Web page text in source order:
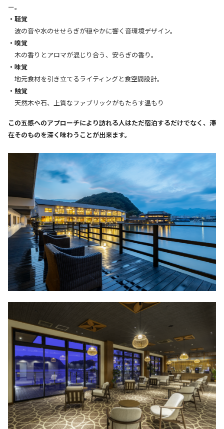
ー。
・聴覚
波の音や水のせせらぎが穏やかに響く音環境デザイン。
・嗅覚
木の香りとアロマが混じり合う、安らぎの香り。
・味覚
地元食材を引き立てるライティングと食空間設計。
・触覚
天然木や石、上質なファブリックがもたらす温もり
この五感へのアプローチにより訪れる人はただ宿泊するだけでなく、滞
在そのものを深く味わうことが出来ます。